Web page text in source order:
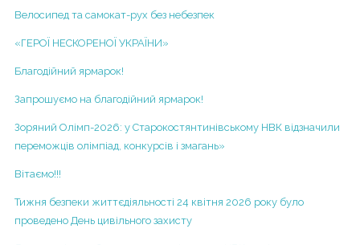
ІV курс
V курс
VІ курс
VІІ курс
2013-2014 н.р.
І курс
2014-2015 н.р.
Проектна діяльність
Правила прийому
Порядок зарахування учнів до гімназії
Додаткові освітні послуги
Порядок розгляду заяв про булінг
Навчання дітей з особливими потребами
АДАПТИВНОГО КАРАНТИНУ
Регламент діяльності НВК у періодкарантину у зв’язку
Велосипед та самокат-рух без небезпек
«ГЕРОЇ НЕСКОРЕНОЇ УКРАЇНИ»
Благодійний ярмарок!
Запрошуємо на благодійний ярмарок!
Зоряний Олімп-2026: у Старокостянтинівському НВК відзначили
переможців олімпіад, конкурсів і змагань»
Вітаємо!!!
Тижня безпеки життєдіяльності 24 квітня 2026 року було
проведено День цивільного захисту